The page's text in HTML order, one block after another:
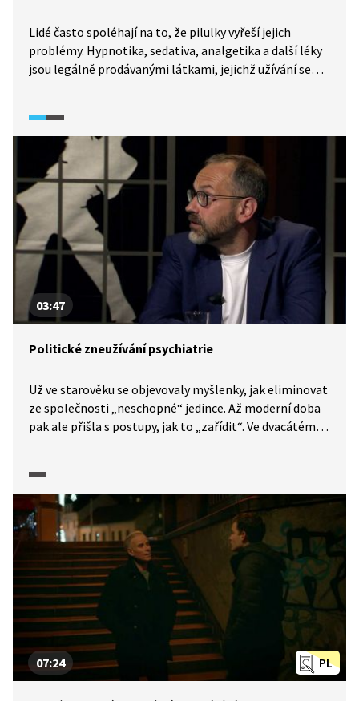
Lidé často spoléhají na to, že pilulky vyřeší jejich
problémy. Hypnotika, sedativa, analgetika a další léky
jsou legálně prodávanými látkami, jejichž užívání se
drogy". Video je součástí dokumentárního cyklu Česko
na drogách (2024).
03:47
Politické zneužívání psychiatrie
Už ve starověku se objevovaly myšlenky, jak eliminovat
ze společnosti „neschopné“ jedince. Až moderní doba
pak ale přišla s postupy, jak to „zařídit“. Ve dvacátém
autoritativních státech je eliminace odpůrců skrze
psychiatrii dodnes používaná.
PL
07:24